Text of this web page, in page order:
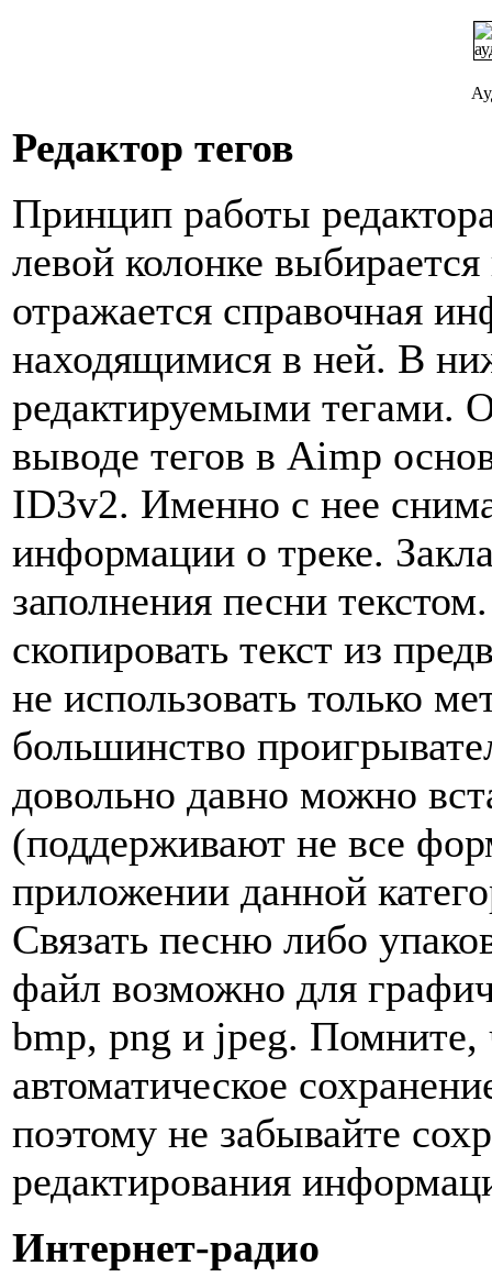
Редактор тегов
Принцип работы
левой колонке
отражается справочная
находящимися в ней. В
редактируемыми тегами.
выводе тегов в Aimp
ID3v2. Именно с нее
информации о треке.
заполнения песни
скопировать текст из
не использовать только
большинство
довольно давно можно
(поддерживают не все
приложении данной
Связать песню либо
файл возможно для
bmp, png и jpeg. Помните,
автоматическое
поэтому не забывайте
редактирования
Интернет-радио